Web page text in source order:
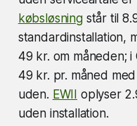
købsløsningstår til
standardinstallation,
49 kr. om måneden; i
49 kr. pr. måned
uden. EWII
oplyser
uden installation.